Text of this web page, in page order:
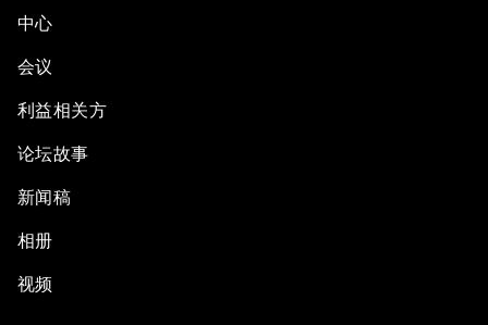
中心
会议
利益相关方
论坛故事
新闻稿
相册
视频